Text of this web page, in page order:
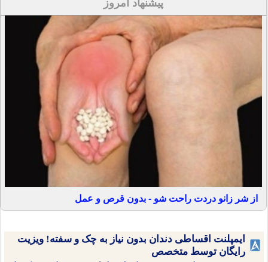
پیشنهاد امروز
از شر زانو دردت راحت شو - بدون قرص و عمل
ایمپلنت اقساطی دندان بدون نیاز به چک و سفته! ویزیت
رایگان توسط متخصص